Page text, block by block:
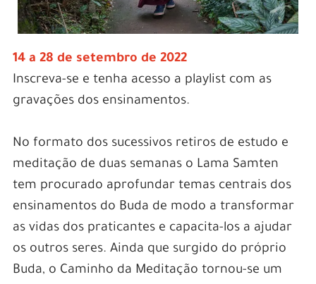
14 a 28 de setembro de 2022
Inscreva-se e tenha acesso a playlist com as
gravações dos ensinamentos.
No formato dos sucessivos retiros de estudo e
meditação de duas semanas o Lama Samten
tem procurado aprofundar temas centrais dos
ensinamentos do Buda de modo a transformar
as vidas dos praticantes e capacita-los a ajudar
os outros seres. Ainda que surgido do próprio
Buda, o Caminho da Meditação tornou-se um